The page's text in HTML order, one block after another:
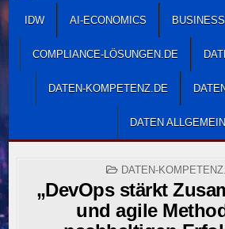
IDW AI-ECONOMICS
COMPLIANCE-LÖSUNGEN.DE
DATEN-KOMPETENZ.DE
DATEN ALLGEMEIN
POSTED
DATEN-
„DevOps stärkt
und agile